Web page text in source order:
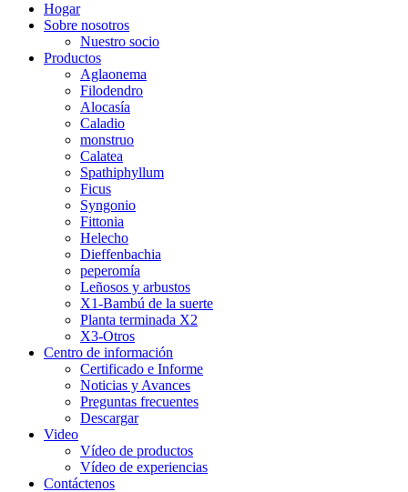
Hogar
Sobre nosotros
Nuestro socio
Productos
Aglaonema
Filodendro
Alocasía
Caladio
monstruo
Calatea
Spathiphyllum
Ficus
Syngonio
Fittonia
Helecho
Dieffenbachia
peperomía
Leñosos y arbustos
X1-Bambú de la suerte
Planta terminada X2
X3-Otros
Centro de información
Certificado e Informe
Noticias y Avances
Preguntas frecuentes
Descargar
Video
Vídeo de productos
Vídeo de experiencias
Contáctenos